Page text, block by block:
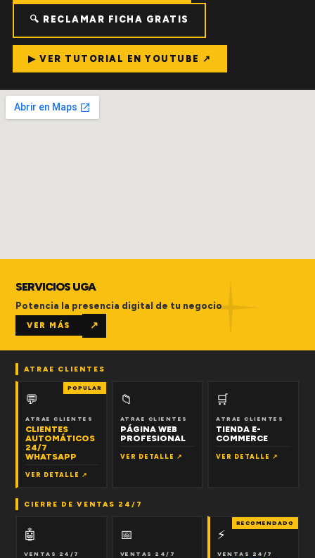
🔍 RECLAMAR FICHA GRATIS
▶ VER TUTORIAL EN YOUTUBE ↗
SERVICIOS UGA
Potencia la presencia digital de tu negocio
VER MÁS ↗
ATRAE CLIENTES
POPULAR
💬
ATRAE CLIENTES
CLIENTES
AUTOMÁTICOS
24/7
WHATSAPP
VER DETALLE ↗
📁
ATRAE CLIENTES
PÁGINA WEB
PROFESIONAL
VER DETALLE ↗
🛒
ATRAE CLIENTES
TIENDA E-
COMMERCE
VER DETALLE ↗
CIERRE DE VENTAS 24/7
🤖
VENTAS 24/7
📅
VENTAS 24/7
RECOMENDADO
⚡
VENTAS 24/7